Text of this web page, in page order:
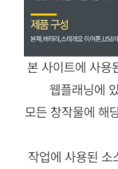
본 사이트에 사용
웹플래닝에
모든 창작물에 해
작업에 사용된 소